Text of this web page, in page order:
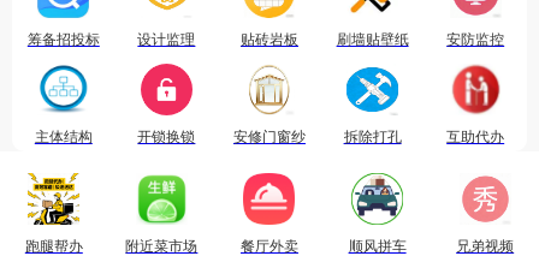
筹备招投标 设计监理 贴砖岩板 刷墙贴壁纸 安防监控
主体结构 开锁换锁 安修门窗纱 拆除打孔 互助代办
跑腿帮办 附近菜市场 餐厅外卖 顺风拼车 兄弟视频